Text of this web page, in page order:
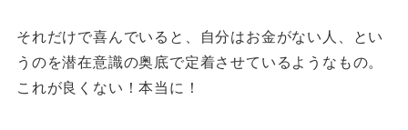
それだけで喜んでいると、自分はお金がない人、とい
うのを潜在意識の奥底で定着させているようなもの。
これが良くない！本当に！